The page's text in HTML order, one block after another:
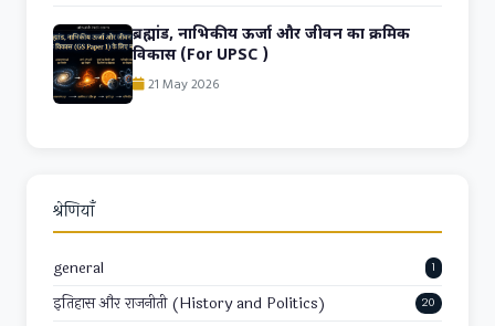
ब्रह्मांड, नाभिकीय ऊर्जा और जीवन का क्रमिक
विकास (For UPSC )
21 May 2026
श्रेणियाँ
general 1
इतिहास और राजनीती (History and Politics) 20